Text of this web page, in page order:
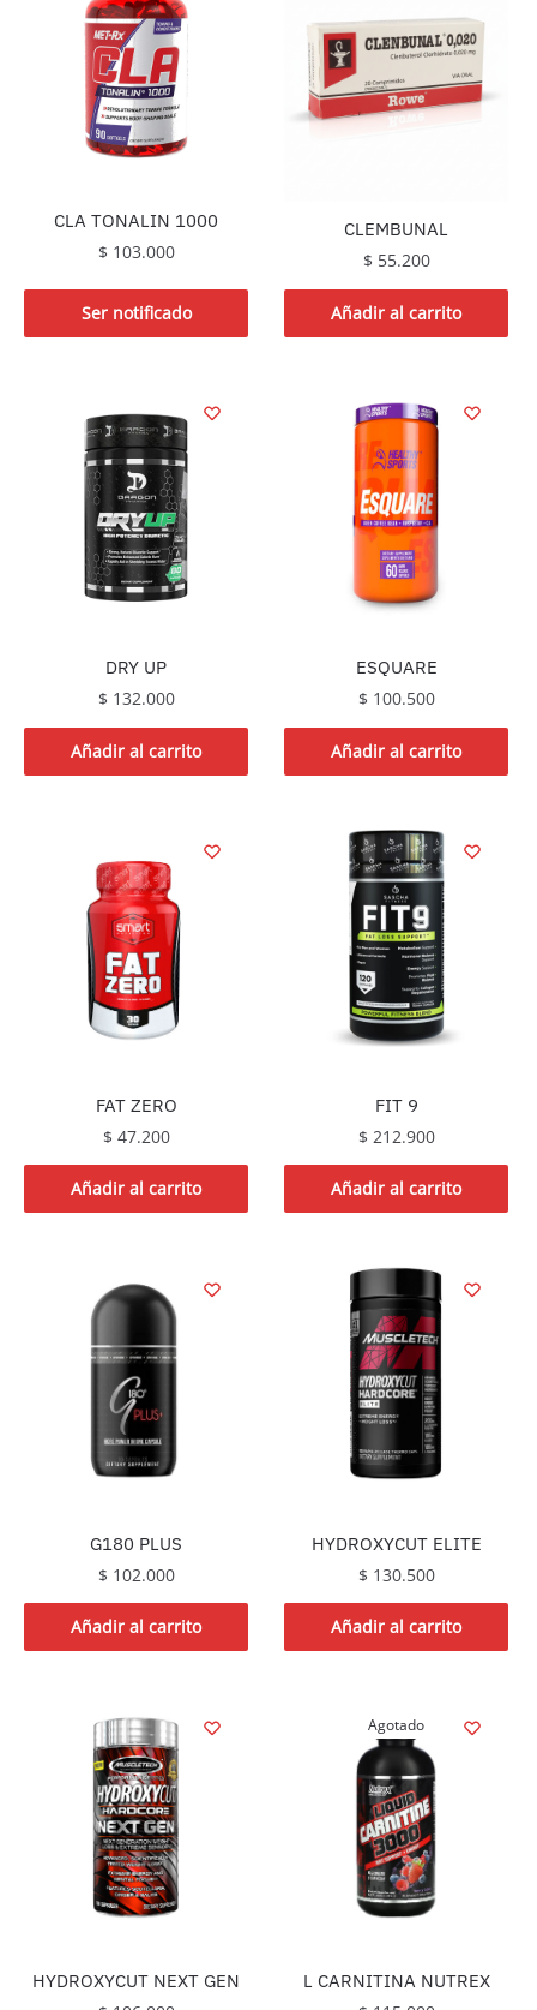
CLA TONALIN 1000
$ 103.000
Ser notificado
CLEMBUNAL
$ 55.200
Añadir al carrito
DRY UP
$ 132.000
Añadir al carrito
ESQUARE
$ 100.500
Añadir al carrito
FAT ZERO
$ 47.200
Añadir al carrito
FIT 9
$ 212.900
Añadir al carrito
G180 PLUS
$ 102.000
Añadir al carrito
HYDROXYCUT ELITE
$ 130.500
Añadir al carrito
HYDROXYCUT NEXT GEN
Agotado
L CARNITINA NUTREX